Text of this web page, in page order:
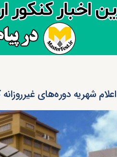
اعلام شهریه دوره‌های غیرروزانه کارشناسی